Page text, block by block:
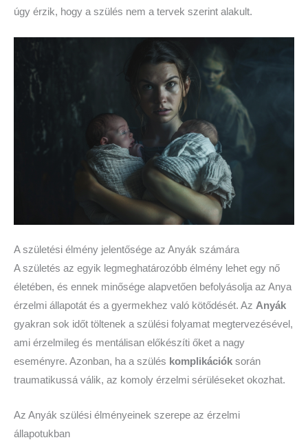
úgy érzik, hogy a szülés nem a tervek szerint alakult.
A születési élmény jelentősége az Anyák számára
A születés az egyik legmeghatározóbb élmény lehet egy nő
életében, és ennek minősége alapvetően befolyásolja az Anya
érzelmi állapotát és a gyermekhez való kötődését. Az Anyák
gyakran sok időt töltenek a szülési folyamat megtervezésével,
ami érzelmileg és mentálisan előkészíti őket a nagy
eseményre. Azonban, ha a szülés komplikációk során
traumatikussá válik, az komoly érzelmi sérüléseket okozhat.
Az Anyák szülési élményeinek szerepe az érzelmi
állapotukban